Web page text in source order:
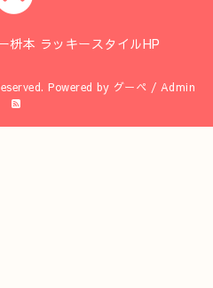
枡本 ラッキースタイルHP
Powered by グーペ / Admin